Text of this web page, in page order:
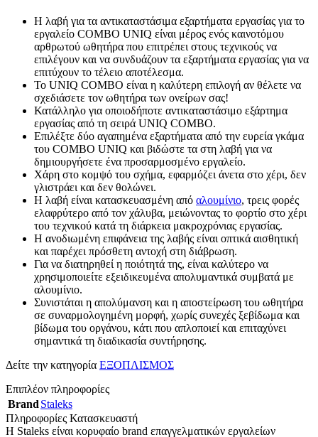
Η λαβή για τα αντικαταστάσιμα εξαρτήματα εργασίας για το
εργαλείο COMBO UNIQ είναι μέρος ενός καινοτόμου
αρθρωτού ωθητήρα που επιτρέπει στους τεχνικούς να
επιλέγουν και να συνδυάζουν τα εξαρτήματα εργασίας για να
επιτύχουν το τέλειο αποτέλεσμα.
Το UNIQ COMBO είναι η καλύτερη επιλογή αν θέλετε να
σχεδιάσετε τον ωθητήρα των ονείρων σας!
Κατάλληλο για οποιοδήποτε αντικαταστάσιμο εξάρτημα
εργασίας από τη σειρά UNIQ COMBO.
Επιλέξτε δύο αγαπημένα εξαρτήματα από την ευρεία γκάμα
του COMBO UNIQ και βιδώστε τα στη λαβή για να
δημιουργήσετε ένα προσαρμοσμένο εργαλείο.
Χάρη στο κομψό του σχήμα, εφαρμόζει άνετα στο χέρι, δεν
γλιστράει και δεν θολώνει.
Η λαβή είναι κατασκευασμένη από αλουμίνιο, τρεις φορές
ελαφρύτερο από τον χάλυβα, μειώνοντας το φορτίο στο χέρι
του τεχνικού κατά τη διάρκεια μακροχρόνιας εργασίας.
Η ανοδιωμένη επιφάνεια της λαβής είναι οπτικά αισθητική
και παρέχει πρόσθετη αντοχή στη διάβρωση.
Για να διατηρηθεί η ποιότητά της, είναι καλύτερο να
χρησιμοποιείτε εξειδικευμένα απολυμαντικά συμβατά με
αλουμίνιο.
Συνιστάται η απολύμανση και η αποστείρωση του ωθητήρα
σε συναρμολογημένη μορφή, χωρίς συνεχές ξεβίδωμα και
βίδωμα του οργάνου, κάτι που απλοποιεί και επιταχύνει
σημαντικά τη διαδικασία συντήρησης.
Δείτε την κατηγορία ΕΞΟΠΛΙΣΜΟΣ
Επιπλέον πληροφορίες
Brand Staleks
Πληροφορίες Κατασκευαστή
Η Staleks είναι κορυφαίο brand επαγγελματικών εργαλείων